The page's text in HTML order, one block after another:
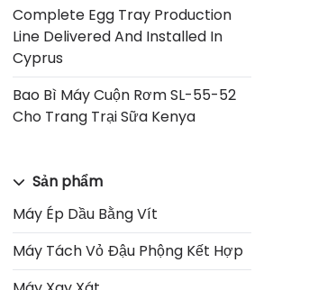
Complete Egg Tray Production
Line Delivered And Installed In
Cyprus
Bao Bì Máy Cuộn Rơm SL-55-52
Cho Trang Trại Sữa Kenya
Sản phẩm
Máy Ép Dầu Bằng Vít
Máy Tách Vỏ Đậu Phộng Kết Hợp